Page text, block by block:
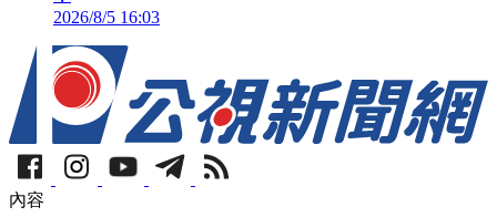
2026/8/5 16:03
內容